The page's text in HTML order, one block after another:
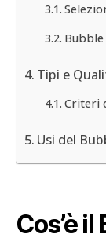
Bubble
Tipi e
Criteri
Usi del
Cos’è